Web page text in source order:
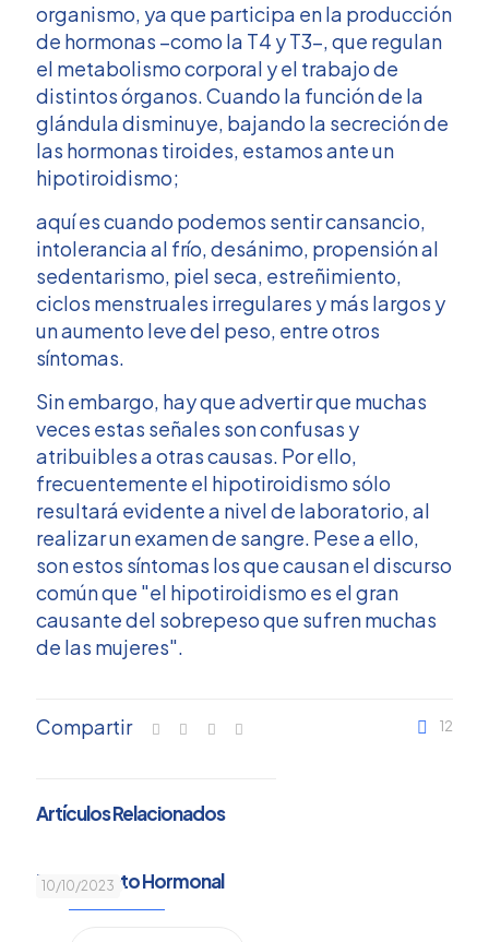
organismo, ya que participa en la producción
de hormonas –como la T4 y T3–, que regulan
el metabolismo corporal y el trabajo de
distintos órganos. Cuando la función de la
glándula disminuye, bajando la secreción de
las hormonas tiroides, estamos ante un
hipotiroidismo;
aquí es cuando podemos sentir cansancio,
intolerancia al frío, desánimo, propensión al
sedentarismo, piel seca, estreñimiento,
ciclos menstruales irregulares y más largos y
un aumento leve del peso, entre otros
síntomas.
Sin embargo, hay que advertir que muchas
veces estas señales son confusas y
atribuibles a otras causas. Por ello,
frecuentemente el hipotiroidismo sólo
resultará evidente a nivel de laboratorio, al
realizar un examen de sangre. Pese a ello,
son estos síntomas los que causan el discurso
común que "el hipotiroidismo es el gran
causante del sobrepeso que sufren muchas
de las mujeres".
Compartir 12
Artículos Relacionados
10/10/2023
Tratamiento Hormonal